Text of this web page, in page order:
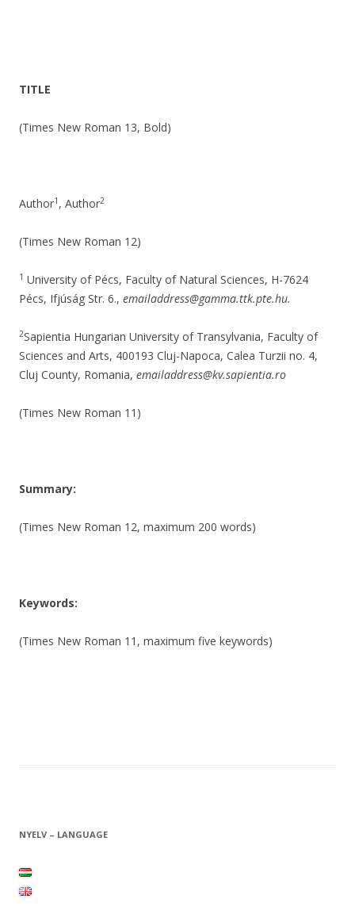
TITLE
(Times New Roman 13, Bold)
Author1 , Author2
(Times New Roman 12)
1 University of Pécs, Faculty of Natural Sciences, H-7624
Pécs, Ifjúság Str. 6., emailaddress@gamma.ttk.pte.hu.
2Sapientia Hungarian University of Transylvania, Faculty of
Sciences and Arts, 400193 Cluj-Napoca, Calea Turzii no. 4,
Cluj County, Romania, emailaddress@kv.sapientia.ro
(Times New Roman 11)
Summary:
(Times New Roman 12, maximum 200 words)
Keywords:
(Times New Roman 11, maximum five keywords)
NYELV – LANGUAGE